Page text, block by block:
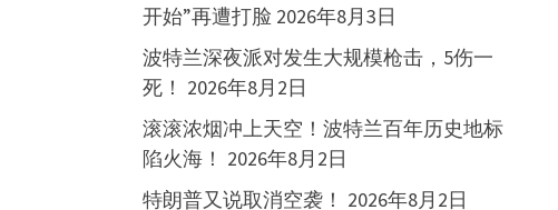
开始”再遭打脸 2026年8月3日
波特兰深夜派对发生大规模枪击，5伤一
死！ 2026年8月2日
滚滚浓烟冲上天空！波特兰百年历史地标
陷火海！ 2026年8月2日
特朗普又说取消空袭！ 2026年8月2日